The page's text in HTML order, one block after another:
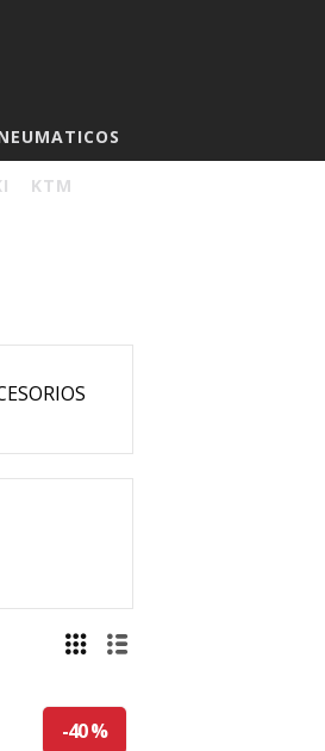
KTM
-40 %